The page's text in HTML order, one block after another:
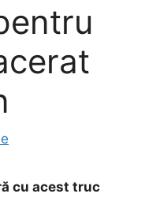
cu acest truc